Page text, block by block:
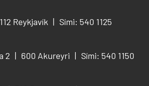
112 Reykjavík
Sími: 540 1125
2
600 Akureyri
Sími: 540 1150